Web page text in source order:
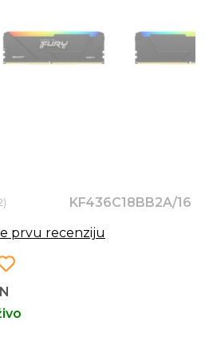
KF436C18BB2A/16
prvu recenziju